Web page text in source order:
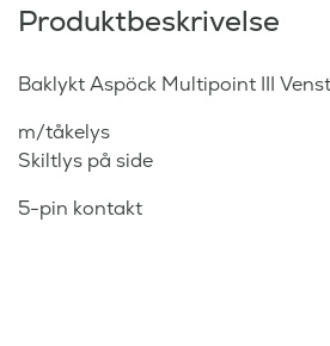
Produktbeskrivelse
Baklykt Aspöck Multipoint III
m/tåkelys
Skiltlys på side
5-pin kontakt